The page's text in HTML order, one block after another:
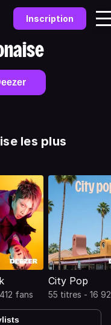
Inscription
les plus
fans
City Pop
55 titres - 16